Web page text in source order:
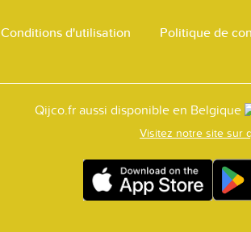
Conditions d'utilisation Politique de
Qijco.fr aussi disponible en Belgique
Visitez notre site sur